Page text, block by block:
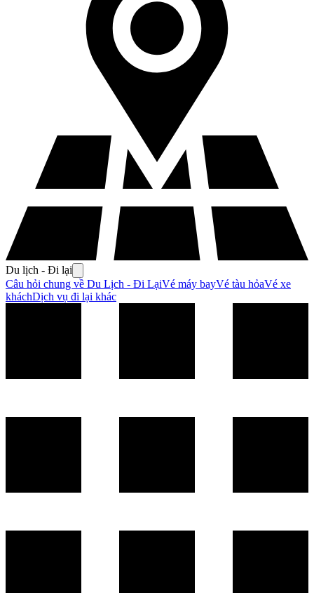
Du lịch - Đi lại
Câu hỏi chung về Du Lịch - Đi LạiVé máy bayVé tàu hỏaVé xe
kháchDịch vụ đi lại khác